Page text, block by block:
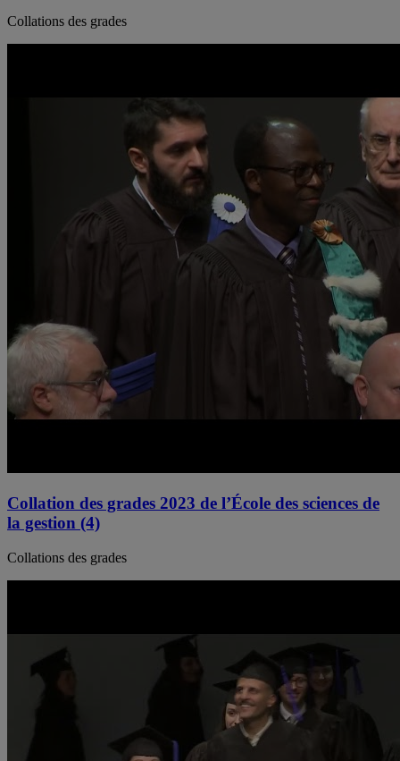
Collations des grades
Collation des grades 2023 de l’École des sciences de
la gestion (4)
Collations des grades